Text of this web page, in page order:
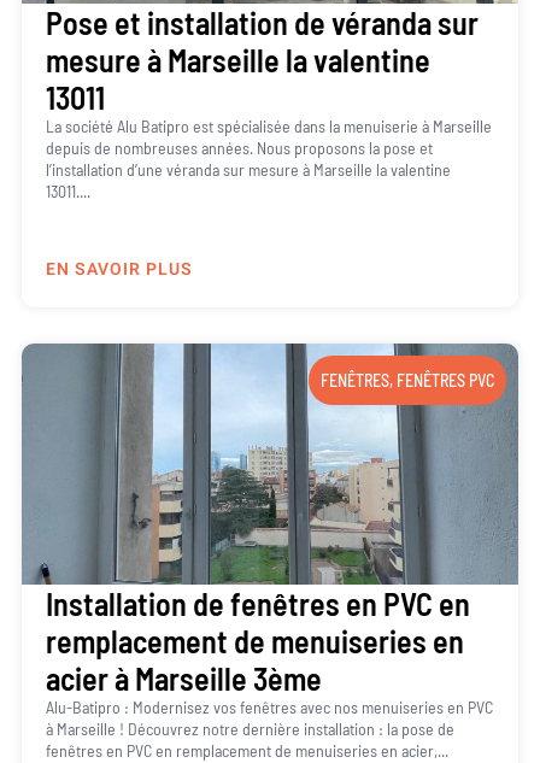
Pose et installation de véranda sur
mesure à Marseille la valentine
13011
La société Alu Batipro est spécialisée dans la menuiserie à Marseille
depuis de nombreuses années. Nous proposons la pose et
l’installation d’une véranda sur mesure à Marseille la valentine
13011....
EN SAVOIR PLUS
FENÊTRES, FENÊTRES PVC
Installation de fenêtres en PVC en
remplacement de menuiseries en
acier à Marseille 3ème
Alu-Batipro : Modernisez vos fenêtres avec nos menuiseries en PVC
à Marseille ! Découvrez notre dernière installation : la pose de
fenêtres en PVC en remplacement de menuiseries en acier,...